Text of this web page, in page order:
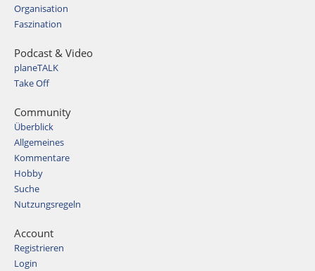
Organisation
Faszination
Podcast & Video
planeTALK
Take Off
Community
Überblick
Allgemeines
Kommentare
Hobby
Suche
Nutzungsregeln
Account
Registrieren
Login